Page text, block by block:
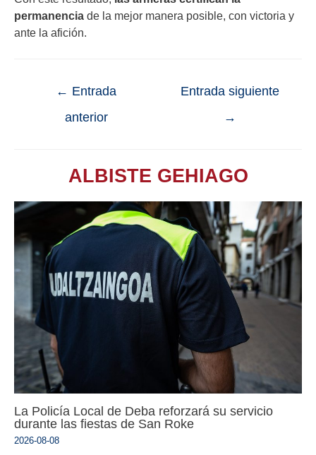
permanencia de la mejor manera posible, con victoria y
ante la afición.
← Entrada
anterior
Entrada siguiente
→
ALBISTE GEHIAGO
La Policía Local de Deba reforzará su servicio
durante las fiestas de San Roke
2026-08-08